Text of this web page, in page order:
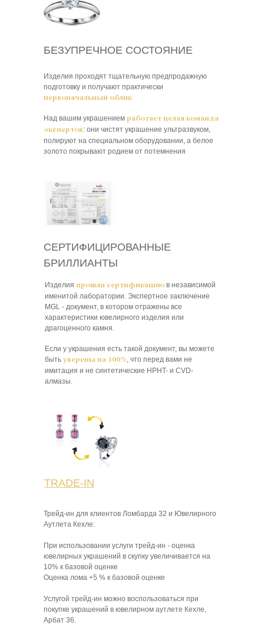
БЕЗУПРЕЧНОЕ СОСТОЯНИЕ
СЕРТИФИЦИРОВАННЫЕ
БРИЛЛИАНТЫ
Изделия проходят тщательную предпродажную
подготовку и получают практически
первоначальный облик
Над вашим украшением работает целая команда
экспертов: они чистят украшение ультразвуком,
полируют на специальном оборудовании, а белое
золото покрывают родием от потемнения
Изделия прошли сертификацию в независимой
именитой лаборатории. Экспертное заключение
MGL - документ, в котором отражены все
характеристики ювелирного изделия или
драгоценного камня.
Если у украшения есть такой документ, вы можете
быть уверены на 100%, что перед вами не
имитация и не синтетические HPHT- и CVD-
алмазы.
TRADE-IN
Трейд-ин для клиентов Ломбарда 32 и Ювелирного
Аутлета Кехле:
При использовании услуги трейд-ин - оценка
ювелирных украшений в скупку увеличивается на
10% к базовой оценке
Оценка лома +5 % к базовой оценке
Услугой трейд-ин можно воспользоваться при
покупке украшений в ювелирном аутлете Кехле,
Арбат 36.